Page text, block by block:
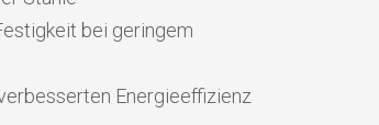
bei geringem
Energieeffizienz